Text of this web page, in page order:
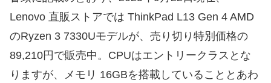
Lenovo 直販ストアでは ThinkPad L13 Gen 4 AMD
のRyzen 3 7330Uモデルが、売り切り特別価格の
89,210円で販売中。CPUはエントリークラスとな
りますが、メモリ 16GBを搭載していることとあわ